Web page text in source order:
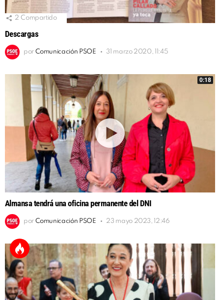
2 Compartido
Descargas
por Comunicación PSOE 31 marzo 2020, 11:45
0:18
Almansa tendrá una oficina permanente del DNI
por Comunicación PSOE 23 mayo 2023, 12:46